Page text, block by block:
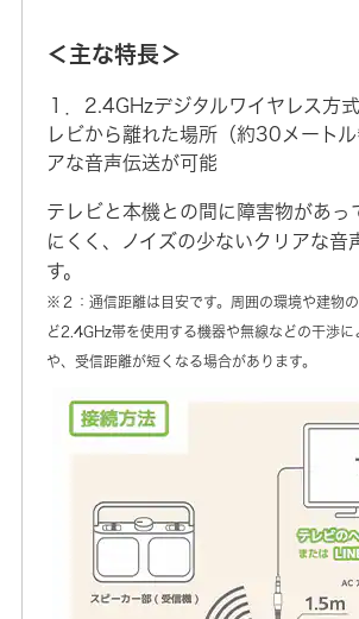
＜主な特長＞
１．2.4GHzデジタルワイヤレス方
レビから離れた場所（約30メートル
アな音声伝送が可能
テレビと本機との間に障害物があっ
にくく、ノイズの少ないクリアな音
す。
※２：通信距離は目安です。周囲の環境や建物
ど2.4GHz帯を使用する機器や無線などの干渉
や、受信距離が短くなる場合があります。